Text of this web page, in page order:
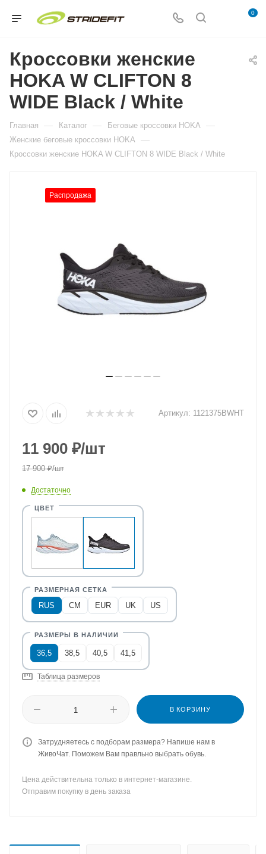
0
Кроссовки женские
HOKA W CLIFTON 8
WIDE Black / White
Главная — Каталог — Беговые кроссовки HOKA —
Женские беговые кроссовки HOKA —
Кроссовки женские HOKA W CLIFTON 8 WIDE Black / White
Распродажа
Артикул: 1121375BWHT
11 900 ₽/шт
17 900₽/шт
Достаточно
RUS CM EUR UK US
36,5 38,5 40,5 41,5
Таблица размеров
В КОРЗИНУ
Затрудняетесь с подборам размера? Напише нам в
ЖивоЧат. Поможем Вам правльно выбрать обувь.
Цена действительна только в интернет-магазине.
Отправим покупку в день заказа